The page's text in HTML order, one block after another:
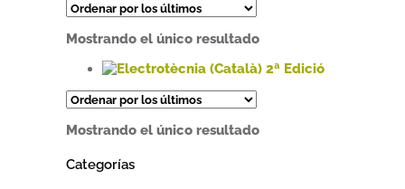
Mostrando el único resultado
producto
múltiples
Las
Mostrando el único resultado
Categorías